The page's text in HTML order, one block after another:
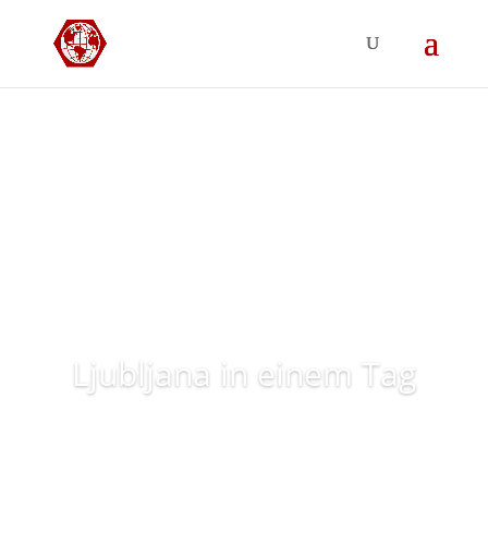
Ljubljana in einem Tag